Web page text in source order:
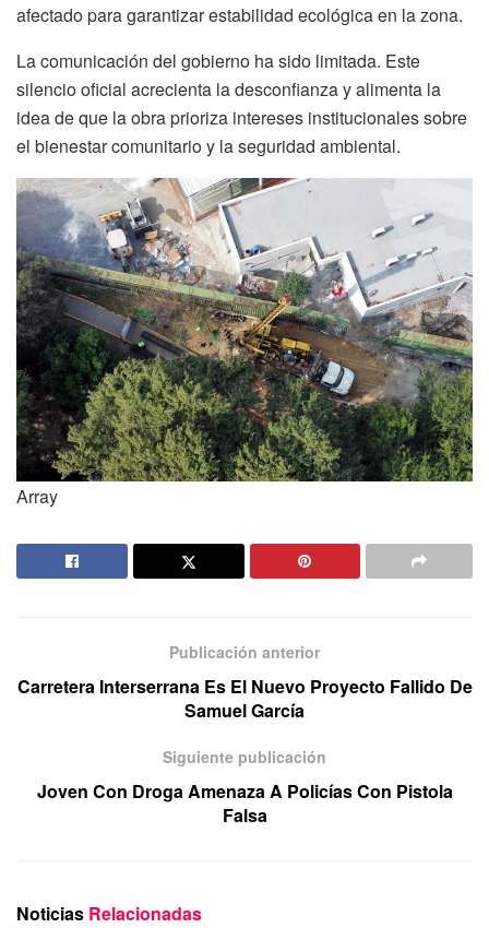
afectado para garantizar estabilidad ecológica en la zona.
La comunicación del gobierno ha sido limitada. Este
silencio oficial acrecienta la desconfianza y alimenta la
idea de que la obra prioriza intereses institucionales sobre
el bienestar comunitario y la seguridad ambiental.
Array
Publicación anterior
Carretera Interserrana Es El Nuevo Proyecto Fallido De
Samuel García
Siguiente publicación
Joven Con Droga Amenaza A Policías Con Pistola
Falsa
Noticias Relacionadas